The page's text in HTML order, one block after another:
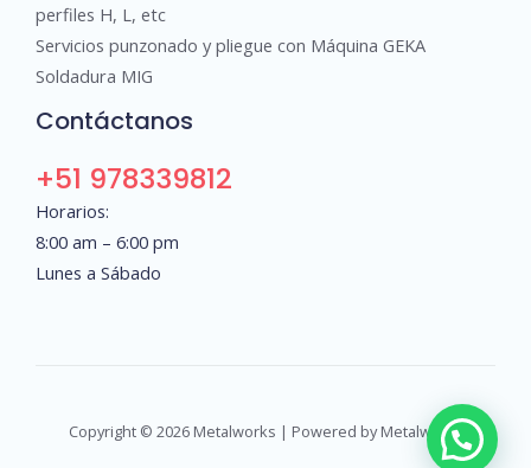
perfiles H, L, etc
Servicios punzonado y pliegue con Máquina GEKA
Soldadura MIG
Contáctanos
+51 978339812
Horarios:
8:00 am – 6:00 pm
Lunes a Sábado
Copyright © 2026 Metalworks | Powered by Metalworks